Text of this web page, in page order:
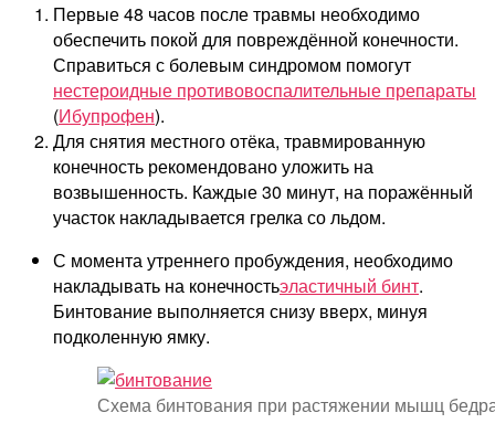
Первые 48 часов после травмы необходимо
обеспечить покой для повреждённой конечности.
Справиться с болевым синдромом помогут
нестероидные противовоспалительные препараты
(Ибупрофен).
Для снятия местного отёка, травмированную
конечность рекомендовано уложить на
возвышенность. Каждые 30 минут, на поражённый
участок накладывается грелка со льдом.
С момента утреннего пробуждения, необходимо
накладывать на конечностьэластичный бинт.
Бинтование выполняется снизу вверх, минуя
подколенную ямку.
Схема бинтования при растяжении мышц